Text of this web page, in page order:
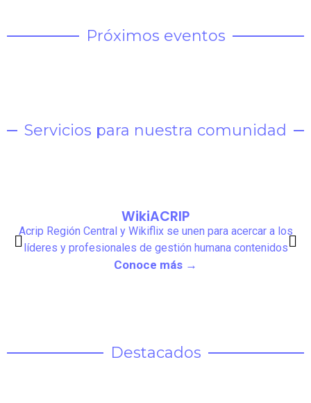
Próximos eventos
Servicios para nuestra comunidad
WikiACRIP
Acrip Región Central y Wikiflix se unen para acercar a los
líderes y profesionales de gestión humana contenidos
Conoce más →
Destacados